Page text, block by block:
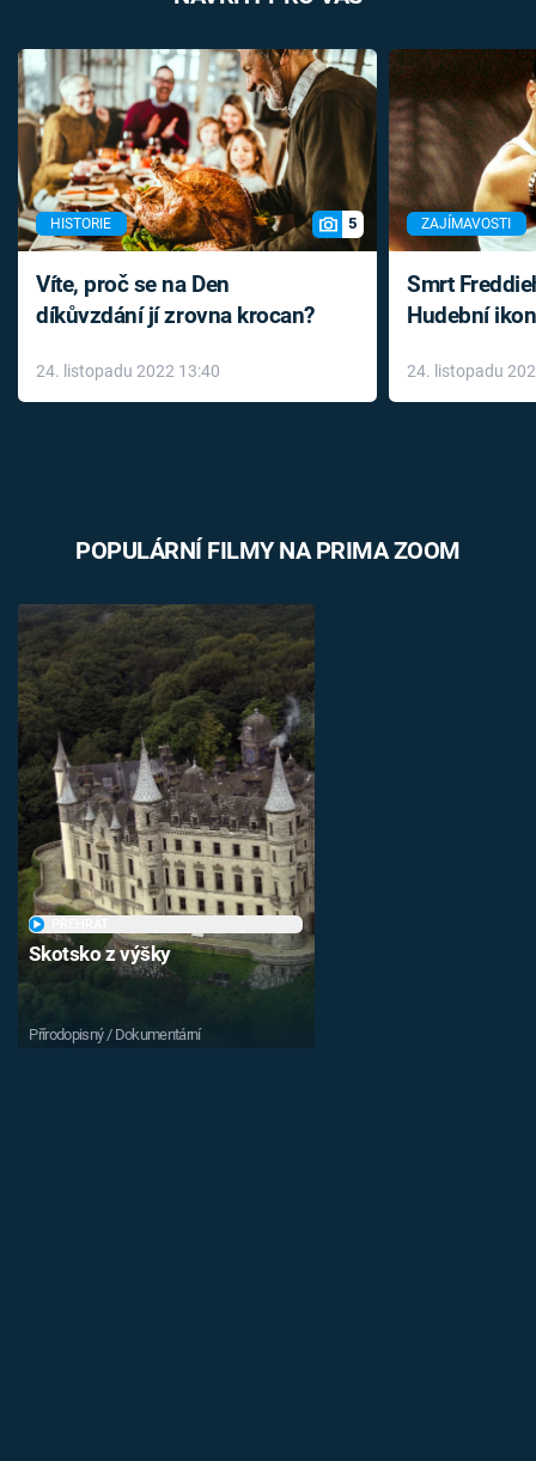
HISTORIE 5
Víte, proč se na Den
díkůvzdání jí zrovna krocan?
24. listopadu 2022 13:40
ZAJÍMAVOSTI
Smrt
Hudební
léky
24. listopadu
POPULÁRNÍ FILMY NA PRIMA ZOOM
Skotsko z výšky
Přírodopisný / Dokumentární